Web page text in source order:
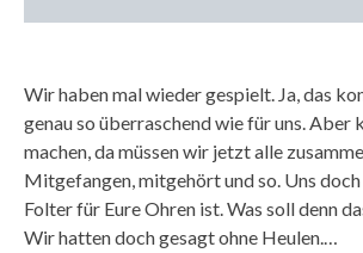
Wir haben mal wieder gespielt. Ja, das
genau so überraschend wie für uns. Aber
machen, da müssen wir jetzt alle
Mitgefangen, mitgehört und so. Uns doch
Folter für Eure Ohren ist. Was soll denn
Wir hatten doch gesagt ohne Heulen.…